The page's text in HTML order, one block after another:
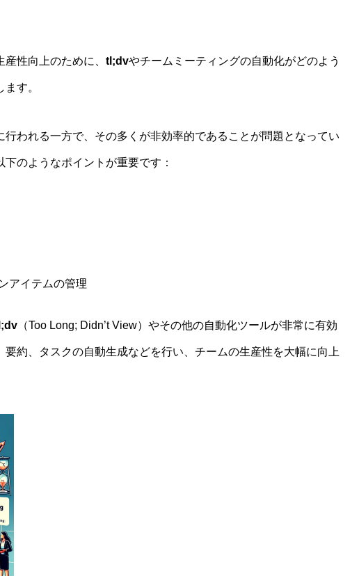
性向上のために、 tl;dvやチームミーティングの自動化がどのよう
す。
われる一方で、その多くが非効率的であることが問題となってい
のようなポイントが重要です：
アイテムの管理
（Too Long; Didn’t View）やその他の自動化ツールが非常に有効
約、タスクの自動生成などを行い、チームの生産性を大幅に向上